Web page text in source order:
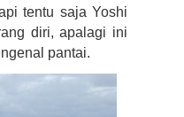
tentu saja Yoshi
diri, apalagi ini
pantai.